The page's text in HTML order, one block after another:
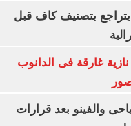
يتراجع بتصنيف كاف قبل
غارقة فى الدانوب
والفينو بعد قرارات